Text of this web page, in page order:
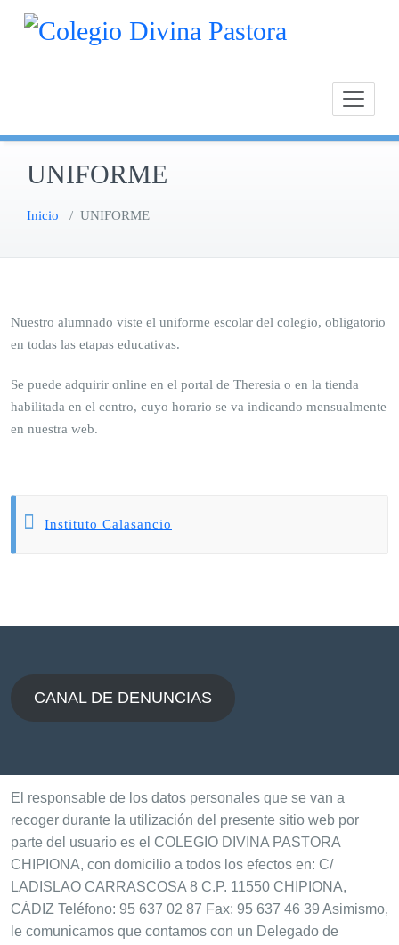
Saltar
UNIFORME
Inicio / UNIFORME
Nuestro alumnado viste el uniforme escolar del colegio, obligatorio
en todas las etapas educativas.
Se puede adquirir online en el portal de Theresia o en la tienda
habilitada en el centro, cuyo horario se va indicando mensualmente
en nuestra web.
Instituto Calasancio
CANAL DE DENUNCIAS
El responsable de los datos personales que se van a
recoger durante la utilización del presente sitio web por
parte del usuario es el COLEGIO DIVINA PASTORA
CHIPIONA, con domicilio a todos los efectos en: C/
LADISLAO CARRASCOSA 8 C.P. 11550 CHIPIONA,
CÁDIZ Teléfono: 95 637 02 87 Fax: 95 637 46 39 Asimismo,
le comunicamos que contamos con un Delegado de